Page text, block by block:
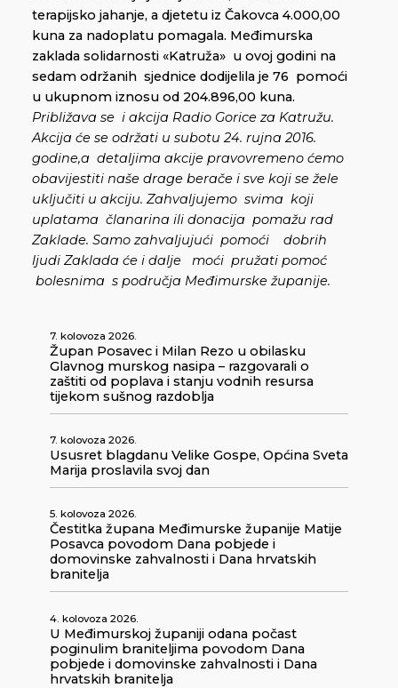
terapijsko jahanje, a djetetu iz Čakovca 4.000,00
kuna za nadoplatu pomagala. Međimurska
zaklada solidarnosti «Katruža» u ovoj godini na
sedam održanih sjednice dodijelila je 76 pomoći
u ukupnom iznosu od 204.896,00 kuna.
Približava se i akcija Radio Gorice za Katružu.
Akcija će se održati u subotu 24. rujna 2016.
godine,a detaljima akcije pravovremeno ćemo
obavijestiti naše drage berače i sve koji se žele
uključiti u akciju. Zahvaljujemo svima koji
uplatama članarina ili donacija pomažu rad
Zaklade. Samo zahvaljujući pomoći dobrih
ljudi Zaklada će i dalje moći pružati pomoć
bolesnima s područja Međimurske županije.
7. kolovoza 2026.
Župan Posavec i Milan Rezo u obilasku
Glavnog murskog nasipa – razgovarali o
zaštiti od poplava i stanju vodnih resursa
tijekom sušnog razdoblja
7. kolovoza 2026.
Ususret blagdanu Velike Gospe, Općina Sveta
Marija proslavila svoj dan
5. kolovoza 2026.
Čestitka župana Međimurske županije Matije
Posavca povodom Dana pobjede i
domovinske zahvalnosti i Dana hrvatskih
branitelja
4. kolovoza 2026.
U Međimurskoj županiji odana počast
poginulim braniteljima povodom Dana
pobjede i domovinske zahvalnosti i Dana
hrvatskih branitelja